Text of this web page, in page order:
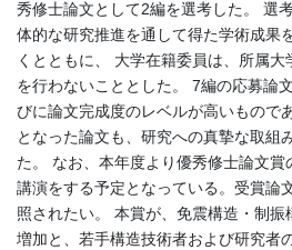
秀修士論文として2編を選考した。 選
体的な研究推進を通して得た学術成果
くとともに、 大学在籍委員は、所属
を行わないこととした。 7編の応募論
びに論文完成度のレベルが高いもので
となった論文も、研究への真摯な取組
た。 なお、本年度より優秀修士論文
講演をする予定となっている。受賞論
照されたい。 本賞が、免震構造・制
増加と、若手構造技術者および研究者